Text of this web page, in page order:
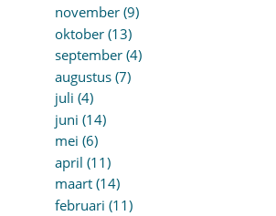
november (9)
oktober (13)
september (4)
augustus (7)
juli (4)
juni (14)
mei (6)
april (11)
maart (14)
februari (11)